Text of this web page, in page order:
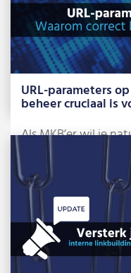
URL-parameters
beheer cruciaal is
Als MKB’er wil je
scoort in Google.